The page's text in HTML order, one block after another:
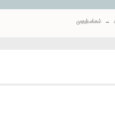
முதற்பக்கம்